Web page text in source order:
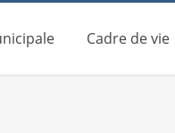
Cadre de vie